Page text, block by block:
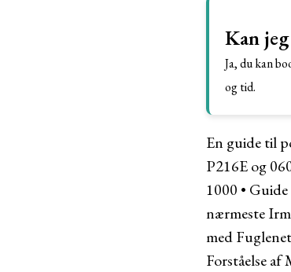
Kan
Ja, du kan
og tid.
En guide til
P216E og
1000 •
nærmeste
med
Forståelse